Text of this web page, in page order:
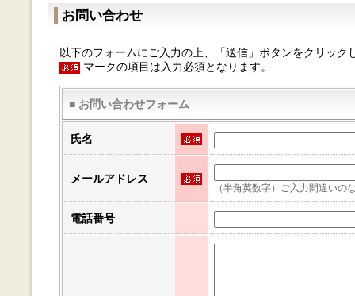
お問い合わせ
以下のフォームにご入力の上、「送信」ボタンをクリック
マークの項目は入力必須となります。
■ お問い合わせフォーム
氏名
メールアドレス
（半角英数字） ご入力間違いの
電話番号